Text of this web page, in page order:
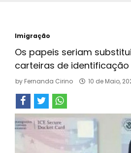
Imigração
Os papeis seriam
carteiras de identificação
by Fernanda Cirino 10 de Maio,